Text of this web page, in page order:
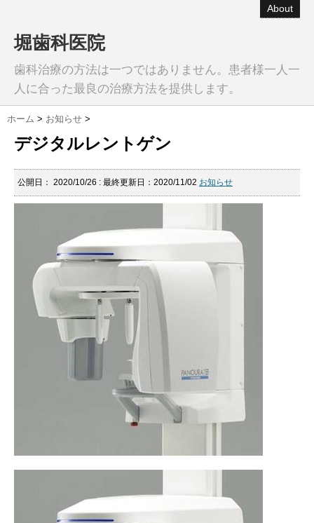
About
堀歯科医院
歯科治療の方法は一つではありません。患者様一人一
人に合った最良の治療方法を提供します。
ホーム > お知らせ >
デジタルレントゲン
公開日： 2020/10/26 : 最終更新日：2020/11/02 お知らせ